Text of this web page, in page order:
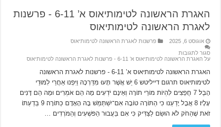
האגרת הראשונה לטימותיאוס א’ 6-11 ‫- פרשנות
לאגרת הראשונה לטימותיאוס
אוגוסט 6, 2025
פרשנות לאגרת הראשונה לטימותיאוס
סגור לתגובות
על האגרת הראשונה לטימותיאוס א’ 6-11 ‫- פרשנות לאגרת הראשונה לטימותיאוס
האגרת הראשונה לטימותיאוס א’ 6-11 ‫- פרשנות לאגרת הראשונה
לטימותיאוס תרגום דייליטש 6 יֵשׁ אֲשֶׁר תָּעוּ מִּדַּרְכָּהּ וַיִּפְנוּ אַחֲרֵי לִמּוּדֵי
הָבֶל׃ 7 חֲפֵצִים לִהְיוֹת מוֹרֵי תוֹרָה וְאֵינָם יֹדְעִים מָה הֵם אֹמְרִים וּמָה הֵם דָּנִים
עָלָיו׃ 8 אֲבָל יָדַעְנוּ כִּי הַתּוֹרָה טוֹבָה אִם־יִשְׁתַּמֵּשׁ בָּהּ הָאָדָם כַּתּוֹרָה׃ 9 בְּדַעְתּוֹ
זֹאת שֶׁהַחֹק לֹא הוּשַׂם לַצַּדִּיק כִּי אִם בַּעֲבוּר הַפּשְׁעִים וְהַמֹּרְדִים …